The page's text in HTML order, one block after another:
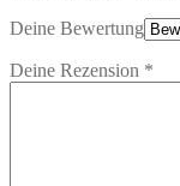
Deine Bewertung
Deine Rezension *